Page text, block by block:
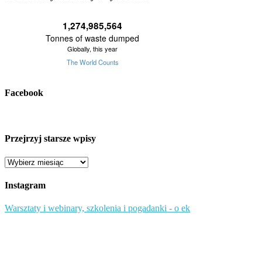
Facebook
Przejrzyj starsze wpisy
Przejrzyj
wpisy
Instagram
Warsztaty i webinary, szkolenia i pogadanki - o ek